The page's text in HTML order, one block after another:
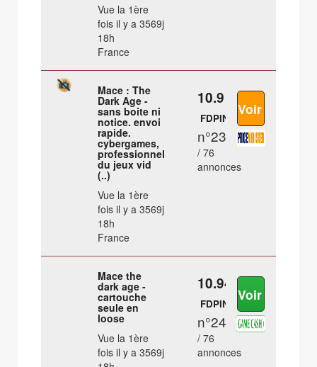
Vue la 1ère
fois il y a 3569j
18h
France
Mace : The
Dark Age -
sans boite ni
notice. envoi
rapide.
cybergames,
professionnel
du jeux vid
(..)
Vue la 1ère
fois il y a 3569j
18h
France
10.9 €
FDPIN
n°23
/ 76
annonces
Mace the
dark age -
cartouche
seule en
loose
Vue la 1ère
fois il y a 3569j
10.94 €
FDPIN
n°24
/ 76
annonces